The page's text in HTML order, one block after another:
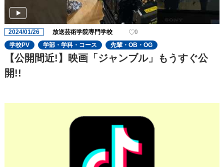
2024/01/26 放送芸術学院専門学校
0
学校PV
学部・学科・コース 先輩・OB・OG
【公開間近!】映画「ジャンブル」もうすぐ公
開!!